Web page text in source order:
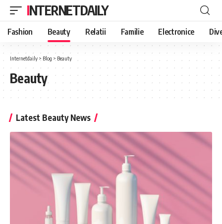
INTERNETDAILY
Fashion Beauty Relatii Familie Electronice
Internetdaily > Blog > Beauty
Beauty
Latest Beauty News